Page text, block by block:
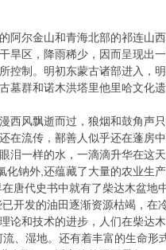
尔金山和青海北部的祁连山
区，降雨稀少，因而呈现出一
制。明初东蒙古诸部进入，
群和诺木洪塔里他里哈文化
风飘逝而过，狼烟和鼓角声
流传，鄯善人似乎还在蓬房
一样的水，一滴滴升华在这
钠外,还蕴藏了大量的农业生
唐代史书中就有了柴达木盆
开发的油田逐渐资源枯竭，在
和技术的进步，人们在柴达
、湿地。还有着丰富的生命